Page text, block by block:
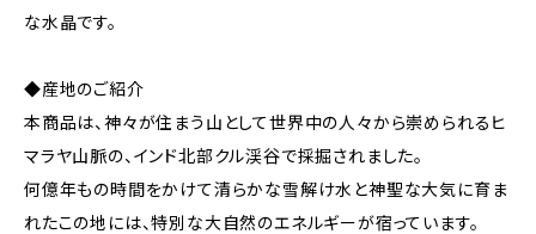
な水晶です。
◆産地のご紹介
本商品は、神々が住まう山として世界中の人々から崇められるヒ
マラヤ山脈の、インド北部クル渓谷で採掘されました。
何億年もの時間をかけて清らかな雪解け水と神聖な大気に育ま
れたこの地には、特別な大自然のエネルギーが宿っています。